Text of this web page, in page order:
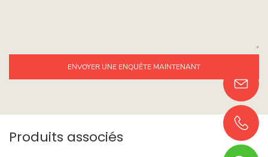
ENVOYER UNE ENQUÊTE MAINTENANT
Produits associés